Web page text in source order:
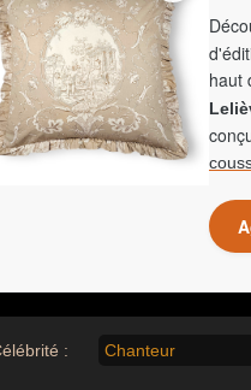
haut
: Chanteur